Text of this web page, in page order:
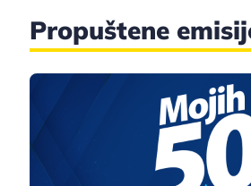
Propuštene